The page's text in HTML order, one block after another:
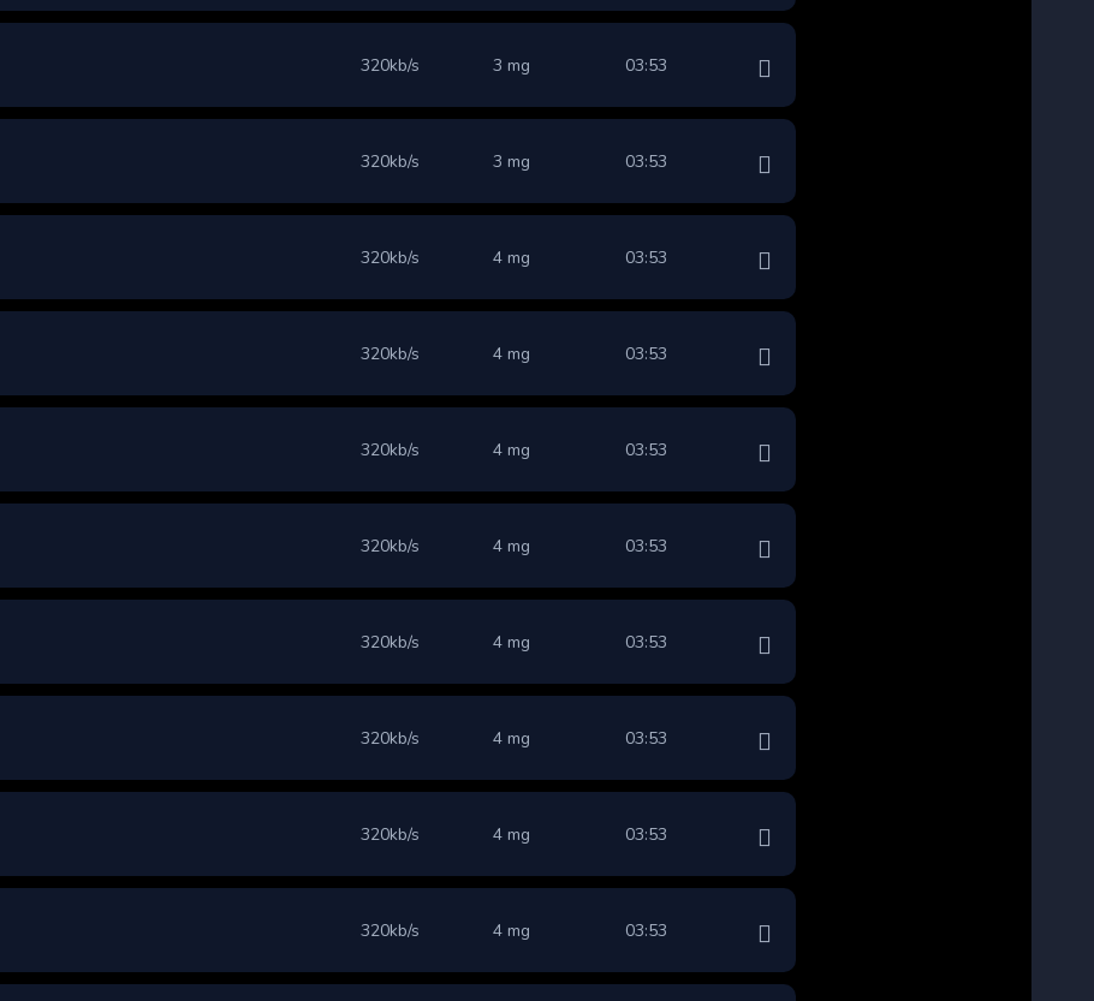
320kb/s 3 mg 03:53
320kb/s 3 mg 03:53
320kb/s 4 mg 03:53
320kb/s 4 mg 03:53
320kb/s 4 mg 03:53
320kb/s 4 mg 03:53
320kb/s 4 mg 03:53
320kb/s 4 mg 03:53
320kb/s 4 mg 03:53
320kb/s 4 mg 03:53